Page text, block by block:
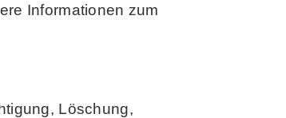
Informationen zum
Löschung,